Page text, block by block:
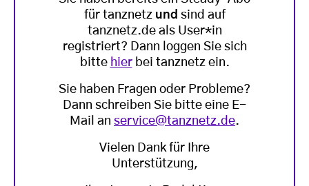
für tanznetz und sind auf
tanznetz.de als User*in
registriert? Dann loggen Sie sich
bitte hierbei tanznetz ein.
Sie haben Fragen oder Probleme?
Dann schreiben Sie bitte eine E-
Mail an service@tanznetz.de.
Vielen Dank für Ihre
Unterstützung,